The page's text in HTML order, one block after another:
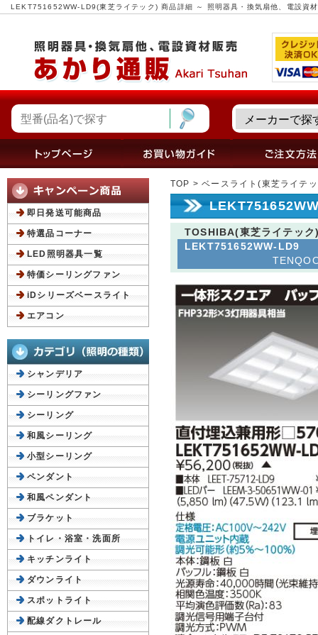
LEKT751652WW-LD9(東芝ライテック) 商品詳細 ～ 照明器具・換気扇他、電設資
TOP >ベースライト(東芝ライテ
TOSHIBA(東芝ライテック
LEKT751652WW-LD9
即日発送可能商品
特選品コーナー
LED照明器具一覧
特価シーリングファン
iDシリーズベースライト
エアコン
シャンデリア
シーリングファン
シーリング
和風シーリング
小型シーリング
ペンダント
和風ペンダント
ブラケット
トイレ・浴室・洗面所
キッチンライト
ダウンライト
スポットライト
配線ダクトレール